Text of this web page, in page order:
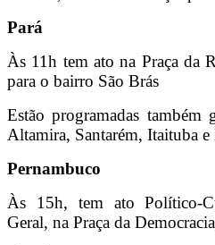
Pará
Às 11h tem ato na Praça da
para o bairro São Brás
Estão programadas também
Altamira, Santarém, Itaituba e
Pernambuco
Às 15h, tem ato Político-
Geral, na Praça da